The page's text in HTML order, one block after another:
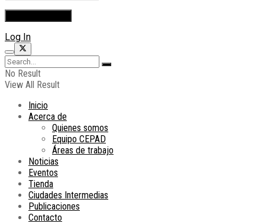
Log In
No Result
View All Result
Inicio
Acerca de
Quienes somos
Equipo CEPAD
Áreas de trabajo
Noticias
Eventos
Tienda
Ciudades Intermedias
Publicaciones
Contacto